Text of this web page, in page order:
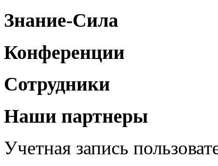
Знание-Сила
Конференции
Сотрудники
Наши партнеры
Учетная запись